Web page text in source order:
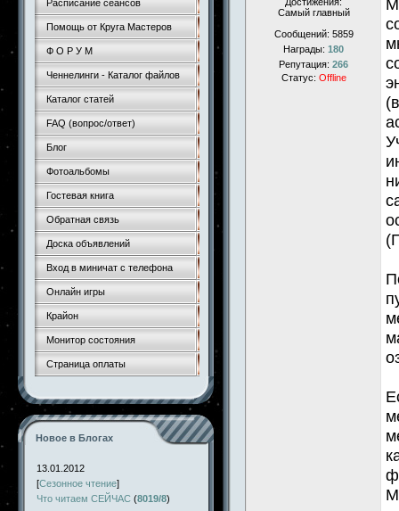
Расписание сеансов
Помощь от Круга Мастеров
Ф О Р У М
Ченнелинги - Каталог файлов
Каталог статей
FAQ (вопрос/ответ)
Блог
Фотоальбомы
Гостевая книга
Обратная связь
Доска объявлений
Вход в миничат с телефона
Онлайн игры
Крайон
Монитор состояния
Страница оплаты
Новое в Блогах
13.01.2012
[Сезонное чтение]
Что читаем СЕЙЧАС (8019/8)
Самый главный
Сообщений: 5859
Награды: 180
Репутация: 266
Статус: Offline